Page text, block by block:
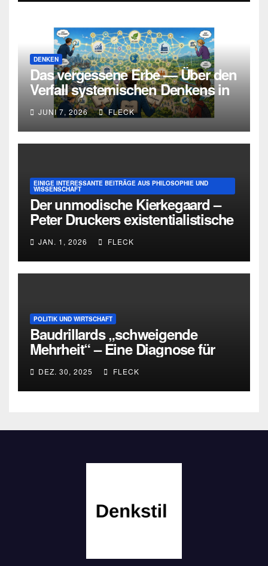
DENKEN
Das vergessene Erbe — Über den
Verfall systemischen Denkens in
Deutschland
JUNI 7, 2026 FLECK
EINIGE INTERESSANTE BEITRÄGE AUS PHILOSOPHIE UND
WISSENSCHAFT
Der unmodische Kierkegaard –
Peter Druckers existentialistische
JAN. 1, 2026 FLECK
POLITIK UND WIRTSCHAFT
Baudrillards „schweigende
Mehrheit“ – Eine Diagnose für
DEZ. 30, 2025 FLECK